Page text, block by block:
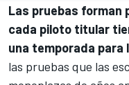
Las pruebas forman
cada piloto titular
una temporada para
las pruebas que las